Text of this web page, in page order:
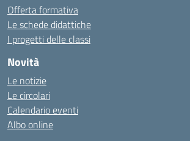
Offerta formativa
Le schede didattiche
I progetti delle classi
Novità
Le notizie
Le circolari
Calendario eventi
Albo online